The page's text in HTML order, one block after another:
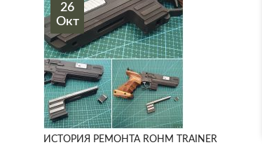
26
Окт
ИСТОРИЯ РЕМОНТА ROHM TRAINER